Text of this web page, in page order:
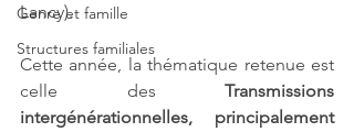
Genre et famille
Structures familiales
Lancy).
Cette année, la thématique retenue est
celle des Transmissions
intergénérationnelles, principalement